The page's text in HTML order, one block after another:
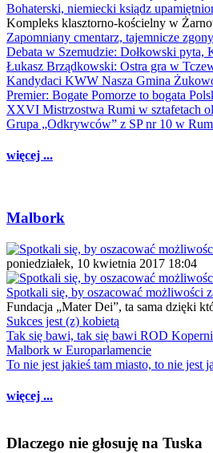
Bohaterski, niemiecki ksiądz
Kompleks klasztorno-kościelny w
Zapomniany cmentarz, tajemnicze
Debata w Szemudzie: Dołkowski pyta,
Łukasz Brządkowski: Ostra gra w
Kandydaci KWW Nasza Gmina
Premier: Bogate Pomorze to bogata
XXVI Mistrzostwa Rumi w sztafetach
Grupa „Odkrywców” z SP nr 10 w
więcej ...
Malbork
poniedziałek, 10 kwietnia 2017 18:04
Spotkali się, by oszacować możliwości
Fundacja „Mater Dei”, ta sama dzięki
Sukces jest (z) kobietą
Tak się bawi, tak się bawi ROD
Malbork w Europarlamencie
To nie jest jakieś tam miasto, to nie jest
więcej ...
Dlaczego nie głosuję na Tuska